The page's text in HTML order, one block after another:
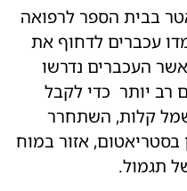
בבית הספר לרפואה
עכברים לדחוף את
העכברים נדרשו
יותר כדי לקבל
קלות, השתחרר
אזור במוח
תגמול.